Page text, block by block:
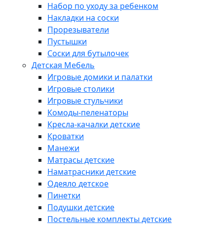
Набор по уходу за ребенком
Накладки на соски
Прорезыватели
Пустышки
Соски для бутылочек
Детская Мебель
Игровые домики и палатки
Игровые столики
Игровые стульчики
Комоды-пеленаторы
Кресла-качалки детские
Кроватки
Манежи
Матрасы детские
Наматрасники детские
Одеяло детское
Пинетки
Подушки детские
Постельные комплекты детские